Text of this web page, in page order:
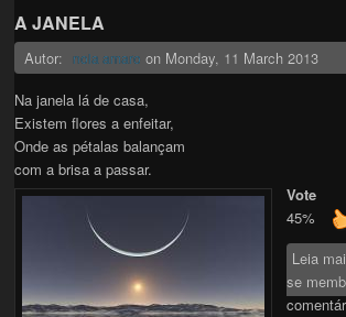
A JANELA
Autor: nola amaro on Monday, 11 March 2013
Na janela lá de casa,
Existem flores a enfeitar,
Onde as pétalas balançam
com a brisa a passar.
Vote
45%
Leia
se